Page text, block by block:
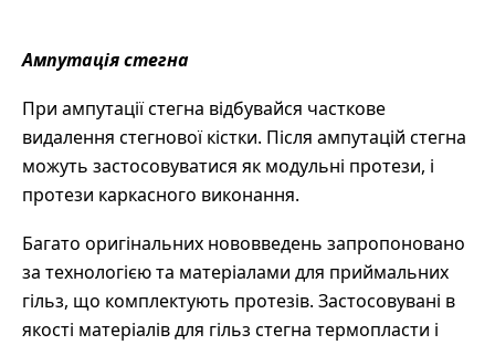
Ампутація стегна
При ампутації стегна відбувайся часткове
видалення стегнової кістки. Після ампутацій стегна
можуть застосовуватися як модульні протези, і
протези каркасного виконання.
Багато оригінальних нововведень запропоновано
за технологією та матеріалами для приймальних
гільз, що комплектують протезів. Застосовувані в
якості матеріалів для гільз стегна термопласти і